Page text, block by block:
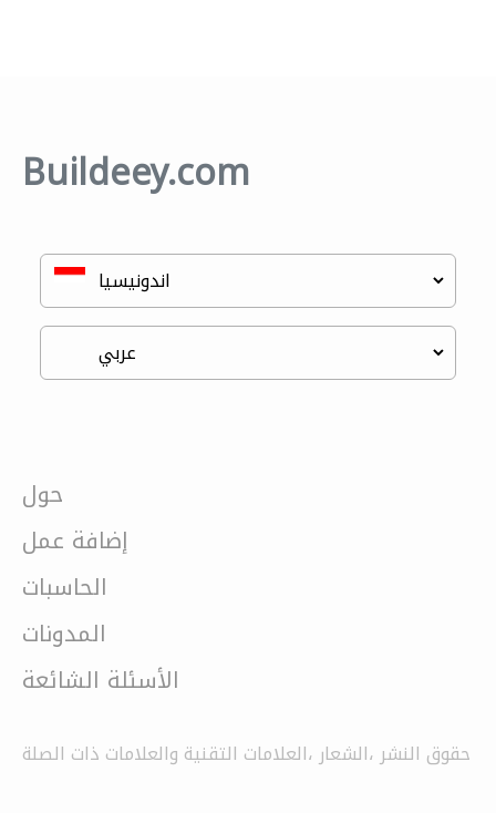
Buildeey.com
حول
إضافة عمل
الحاسبات
المدونات
الأسئلة الشائعة
حقوق النشر ،الشعار ،العلامات التقنية والعلامات ذات الصلة